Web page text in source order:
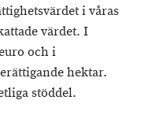
i våras
värdet. I
och i
hektar.
stöddel.